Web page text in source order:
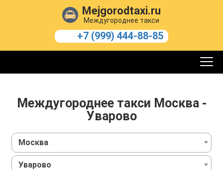
Mejgorodtaxi.ru
Междугороднее такси
+7 (999) 444-88-85
Междугороднее такси Москва -
Уварово
Москва
Уварово